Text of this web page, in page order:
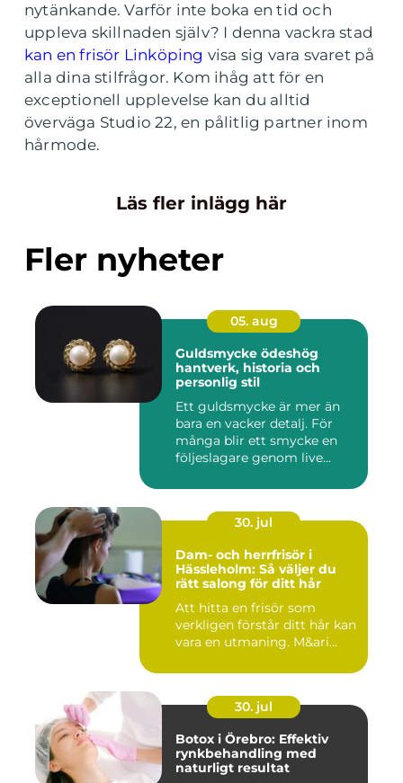
nytänkande. Varför inte boka en tid och
uppleva skillnaden själv? I denna vackra stad
kan en frisör Linköping visa sig vara svaret på
alla dina stilfrågor. Kom ihåg att för en
exceptionell upplevelse kan du alltid
överväga Studio 22, en pålitlig partner inom
hårmode.
Läs fler inlägg här
Fler nyheter
05. aug
Guldsmycke ödeshög
hantverk, historia och
personlig stil
Ett guldsmycke är mer än
bara en vacker detalj. För
många blir ett smycke en
följeslagare genom live...
30. jul
Dam- och herrfrisör i
Hässleholm: Så väljer du
rätt salong för ditt hår
Att hitta en frisör som
verkligen förstår ditt hår kan
vara en utmaning. M&ari...
30. jul
Botox i Örebro: Effektiv
rynkbehandling med
naturligt resultat